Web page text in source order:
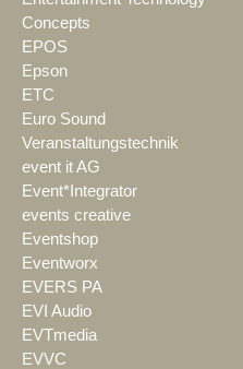
Concepts
EPOS
Epson
ETC
Euro Sound
Veranstaltungstechnik
event it AG
Event*Integrator
events creative
Eventshop
Eventworx
EVERS PA
EVI Audio
EVTmedia
EVVC